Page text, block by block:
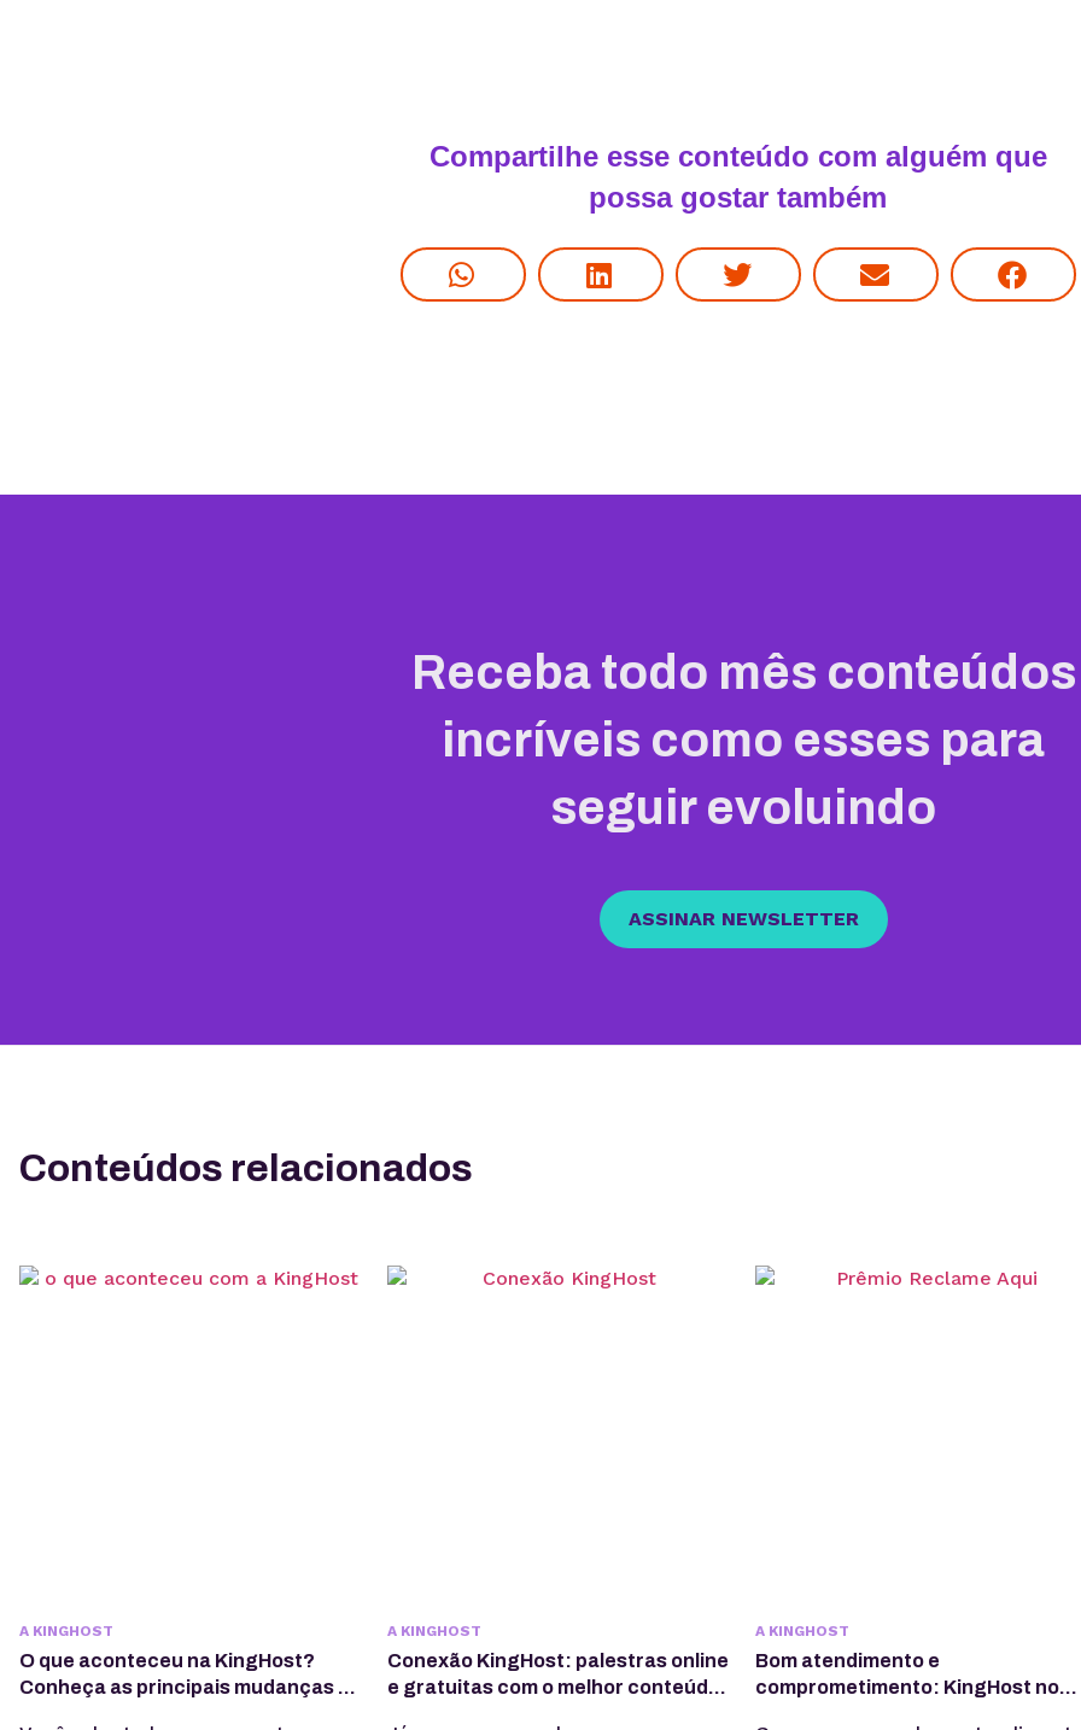
Compartilhe esse conteúdo com alguém que
possa gostar também
Receba todo mês conteúdos
incríveis como esses para
seguir evoluindo
ASSINAR NEWSLETTER
Conteúdos relacionados
A KINGHOST
O que aconteceu na KingHost?
Conheça as principais mudanças e
A KINGHOST
Conexão KingHost: palestras online
e gratuitas com o melhor conteúdo
A KINGHOST
Bom atendimento e
comprometimento: KingHost no